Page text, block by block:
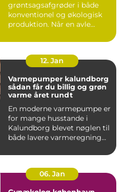
grøntsagsafgrøder i både
konventionel og økologisk
produktion. Når en avle...
12. Jan
Varmepumper kalundborg
sådan får du billig og grøn
varme året rundt
En moderne varmepumpe er
for mange husstande i
Kalundborg blevet nøglen til
både lavere varmeregning...
06. Jan